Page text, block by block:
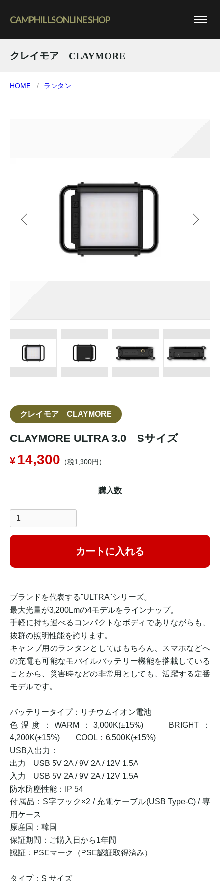
CAMPHILLS ONLINE SHOP
クレイモア CLAYMORE
HOME ランタン
クレイモア CLAYMORE
CLAYMORE ULTRA 3.0 Sサイズ
14,300 （税1,300円）
購入数
カートに入れる
ブランドを代表する"ULTRA"シリーズ。
最大光量が3,200Lmの4モデルをラインナップ。
手軽に持ち運べるコンパクトなボディでありながらも、
抜群の照明性能を誇ります。
キャンプ用のランタンとしてはもちろん、スマホなどへ
の充電も可能なモバイルバッテリー機能を搭載している
ことから、災害時などの非常用としても、活躍する定番
モデルです。
バッテリータイプ：リチウムイオン電池
色温度：WARM：3,000K(±15%) BRIGHT：
4,200K(±15%) COOL：6,500K(±15%)
USB入出力：
出力 USB 5V 2A / 9V 2A / 12V 1.5A
入力 USB 5V 2A / 9V 2A / 12V 1.5A
防水防塵性能：IP 54
付属品：S字フック×2 / 充電ケーブル(USB Type-C) / 専
用ケース
原産国：韓国
保証期間：ご購入日から1年間
認証：PSEマーク（PSE認証取得済み）
タイプ：S サイズ